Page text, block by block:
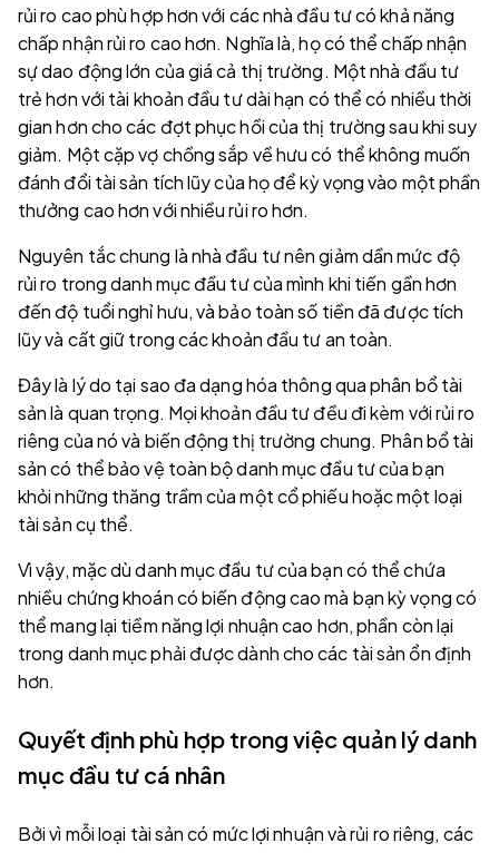
rủi ro cao phù hợp hơn với các nhà đầu tư có khả năng
chấp nhận rủi ro cao hơn. Nghĩa là, họ có thể chấp nhận
sự dao động lớn của giá cả thị trường. Một nhà đầu tư
trẻ hơn với tài khoản đầu tư dài hạn có thể có nhiều thời
gian hơn cho các đợt phục hồi của thị trường sau khi suy
giảm. Một cặp vợ chồng sắp về hưu có thể không muốn
đánh đổi tài sản tích lũy của họ để kỳ vọng vào một phần
thưởng cao hơn với nhiều rủi ro hơn.
Nguyên tắc chung là nhà đầu tư nên giảm dần mức độ
rủi ro trong danh mục đầu tư của mình khi tiến gần hơn
đến độ tuổi nghỉ hưu, và bảo toàn số tiền đã được tích
lũy và cất giữ trong các khoản đầu tư an toàn.
Đây là lý do tại sao đa dạng hóa thông qua phân bổ tài
sản là quan trọng. Mọi khoản đầu tư đều đi kèm với rủi ro
riêng của nó và biến động thị trường chung. Phân bổ tài
sản có thể bảo vệ toàn bộ danh mục đầu tư của bạn
khỏi những thăng trầm của một cổ phiếu hoặc một loại
tài sản cụ thể.
Vì vậy, mặc dù danh mục đầu tư của bạn có thể chứa
nhiều chứng khoán có biến động cao mà bạn kỳ vọng có
thể mang lại tiềm năng lợi nhuận cao hơn, phần còn lại
trong danh mục phải được dành cho các tài sản ổn định
hơn.
Quyết định phù hợp trong việc quản lý danh
mục đầu tư cá nhân
Bởi vì mỗi loại tài sản có mức lợi nhuận và rủi ro riêng, các